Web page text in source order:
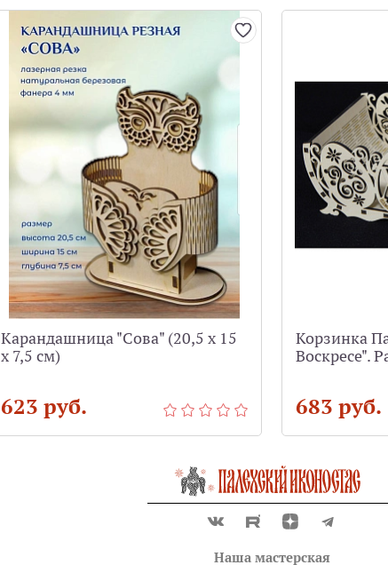
Карандашница "Сова" (20,5 х 15
х 7,5 см)
623 руб.
Корзинка
Воскресе".
683 руб.
Наша мастерская